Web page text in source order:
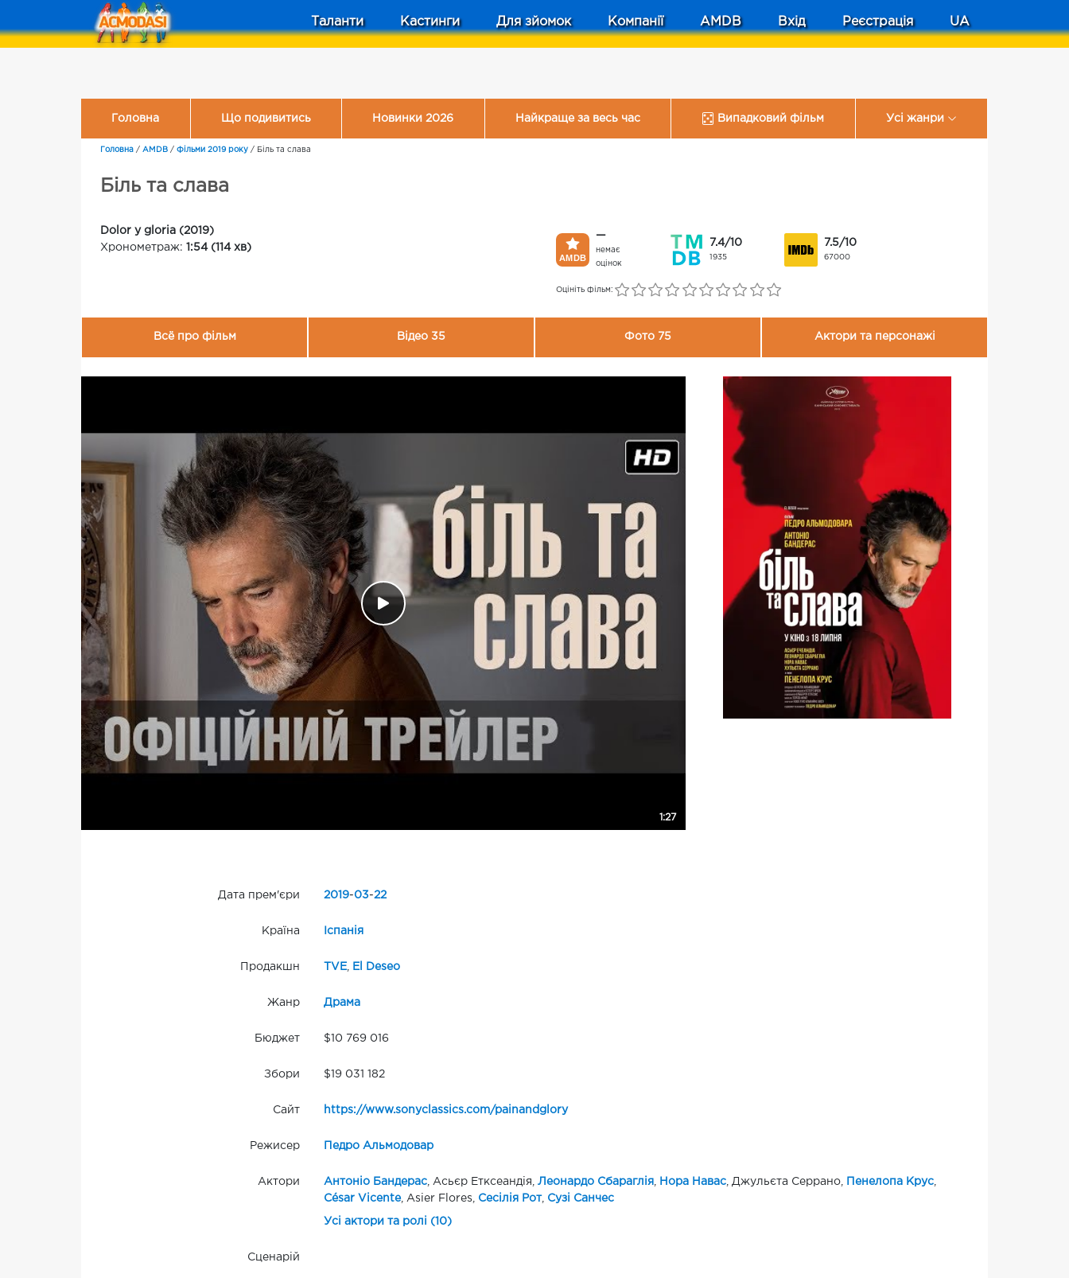
Таланти Кастинги Для зйомок Компанії AMDB Вхід Реєстрація UA
Головна Що подивитись Новинки 2026 Найкраще за весь час Випадковий фільм Усі жанри
Головна / AMDB / Фільми 2019 року / Біль та слава
Біль та слава
Dolor y gloria (2019)
Хронометраж: 1:54 (114 хв)
—
немає
оцінок
7.4/10
1935
7.5/10
67000
Оцініть фільм:
Всё про фільм Відео 35 Фото 75 Актори та персонажі
1:27
Дата прем'єри 2019-03-22
Країна Іспанія
Продакшн TVE, El Deseo
Жанр Драма
Бюджет $10 769 016
Збори $19 031 182
Сайт https://www.sonyclassics.com/painandglory
Режисер Педро Альмодовар
Актори Антоніо Бандерас, Асьєр Етксеандія, Леонардо Сбараглія, Нора Навас, Джульєта Серрано, Пенелопа Крус,
César Vicente, Asier Flores, Сесілія Рот, Сузі Санчес
Усі актори та ролі (10)
Сценарій